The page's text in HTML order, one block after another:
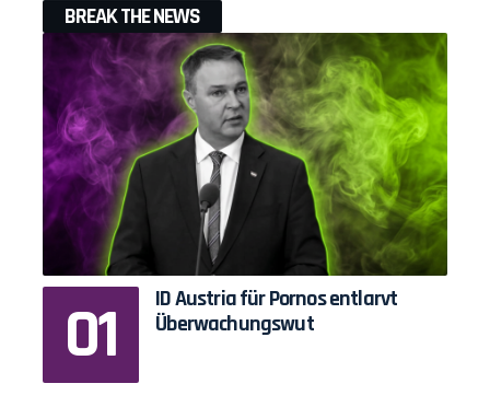
BREAK THE NEWS
ID Austria für Pornos entlarvt
Überwachungswut